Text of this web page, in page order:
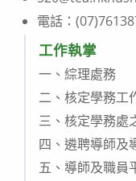
電話：
工作執掌
一、綜理處務
二、核定學務工
三、核定學務處
四、遴聘導師及
五、導師及職員